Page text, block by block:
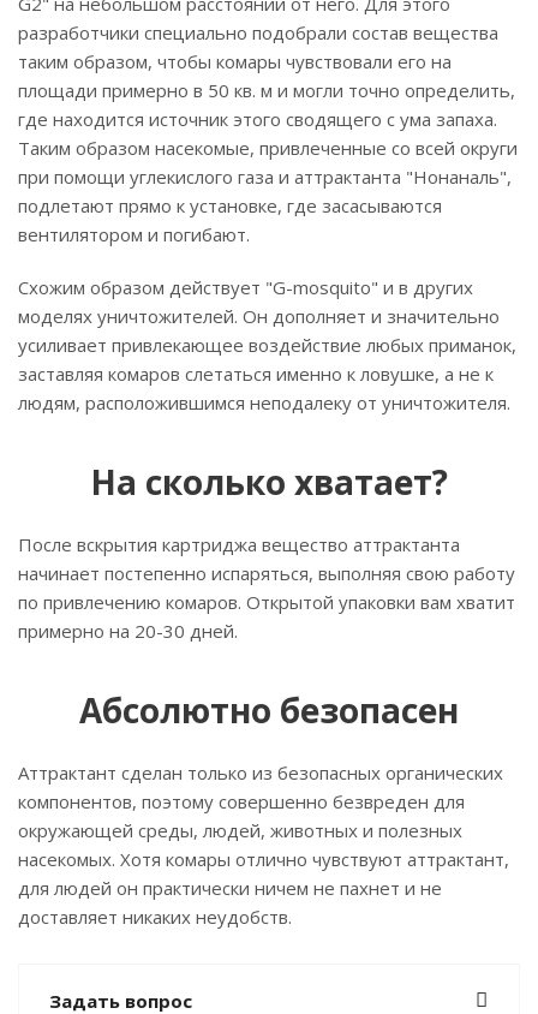
разработчики специально подобрали состав вещества
таким образом, чтобы комары чувствовали его на
площади примерно в 50 кв. м и могли точно определить,
где находится источник этого сводящего с ума запаха.
Таким образом насекомые, привлеченные со всей округи
при помощи углекислого газа и аттрактанта "Нонаналь",
подлетают прямо к установке, где засасываются
вентилятором и погибают.
Схожим образом действует "G-mosquito" и в других
моделях уничтожителей. Он дополняет и значительно
усиливает привлекающее воздействие любых приманок,
заставляя комаров слетаться именно к ловушке, а не к
людям, расположившимся неподалеку от уничтожителя.
На сколько хватает?
После вскрытия картриджа вещество аттрактанта
начинает постепенно испаряться, выполняя свою работу
по привлечению комаров. Открытой упаковки вам хватит
примерно на 20-30 дней.
Абсолютно безопасен
Аттрактант сделан только из безопасных органических
компонентов, поэтому совершенно безвреден для
окружающей среды, людей, животных и полезных
насекомых. Хотя комары отлично чувствуют аттрактант,
для людей он практически ничем не пахнет и не
доставляет никаких неудобств.
Задать вопрос